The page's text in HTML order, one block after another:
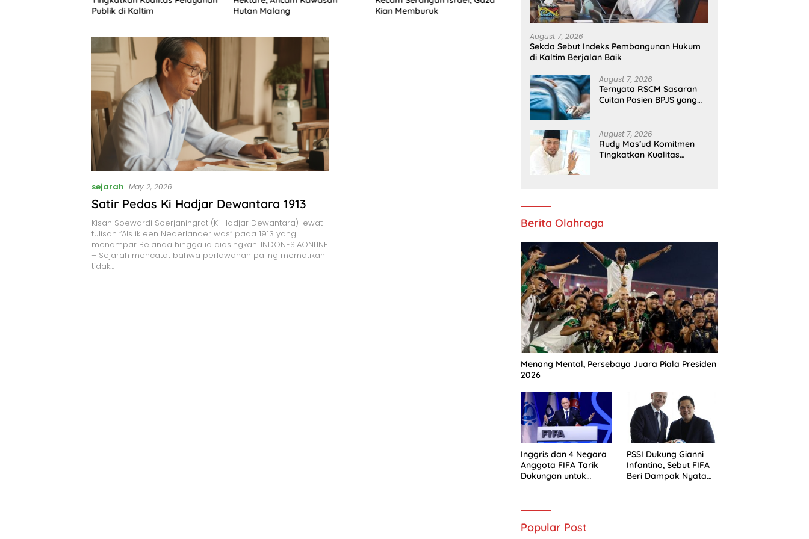
Publik di Kaltim
Hutan Malang
Kian Memburuk
Pengawasan Dapur Gizi
sejarah May 2, 2026
Satir Pedas Ki Hadjar Dewantara 1913
Kisah Soewardi Soerjaningrat (Ki Hadjar Dewantara) lewat
tulisan “Als ik een Nederlander was” pada 1913 yang
menampar Belanda hingga ia diasingkan. INDONESIAONLINE
– Sejarah mencatat bahwa perlawanan paling mematikan
tidak…
August 7, 2026
Sekda Sebut Indeks Pembangunan Hukum
di Kaltim Berjalan Baik
August 7, 2026
Ternyata RSCM Sasaran
Cuitan Pasien BPJS yang
August 7, 2026
Rudy Mas’ud Komitmen
Tingkatkan Kualitas
Berita Olahraga
Menang Mental, Persebaya Juara Piala Presiden
2026
Inggris dan 4 Negara
Anggota FIFA Tarik
Dukungan untuk
PSSI Dukung Gianni
Infantino, Sebut FIFA
Beri Dampak Nyata
Popular Post